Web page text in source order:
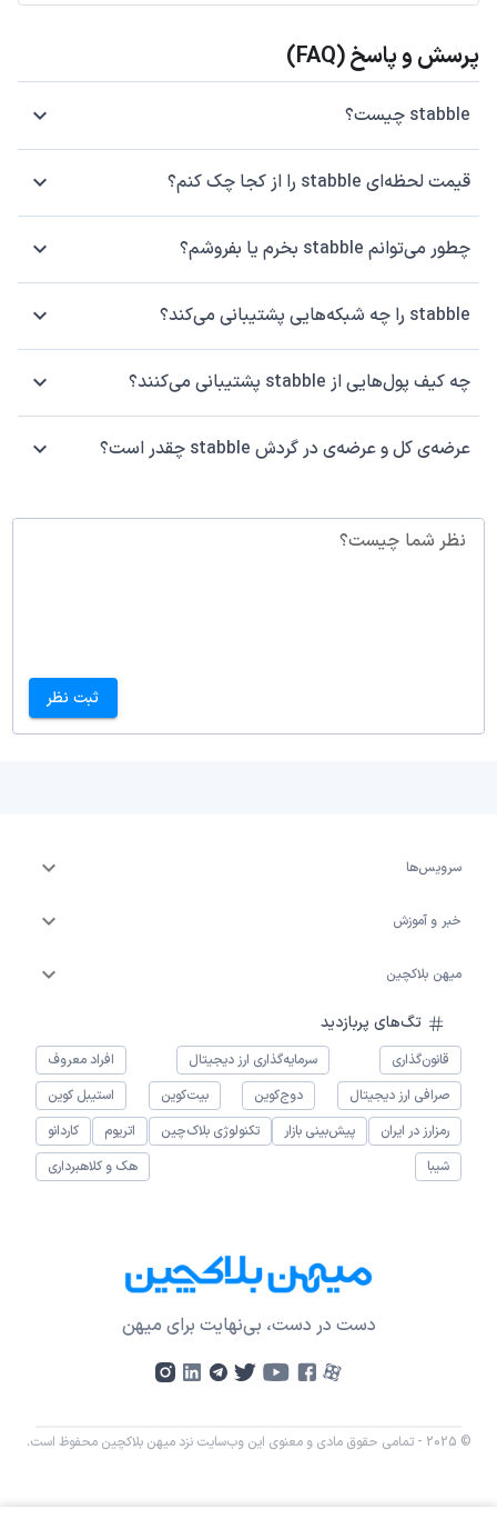
پرسش و پاسخ (FAQ)
stabble چیست؟
قیمت لحظه‌ای stabble را از کجا چک کنم؟
چطور می‌توانم stabble بخرم یا بفروشم؟
stabble را چه شبکه‌هایی پشتیبانی می‌کند؟
چه کیف پول‌هایی از stabble پشتیبانی می‌کنند؟
عرضه‌ی کل و عرضه‌ی در گردش stabble چقدر است؟
نظر شما چیست؟
ثبت نظر
سرویس‌ها
خبر و آموزش
میهن بلاکچین
تگ‌های پربازدید
قانون‌گذاری سرمایه‌گذاری ارز دیجیتال
افراد معروف
صرافی ارز دیجیتال
دوج‌کوین بیت‌کوین
استیبل کوین
رمزارز در ایران
پیش‌بینی بازار تکنولوژی بلاک‌چین اتریوم
کاردانو
شیبا
هک و کلاهبرداری
دست در دست، بی‌نهایت برای میهن
© 2025 - تمامی حقوق مادی و معنوی این وب‌سایت نزد میهن بلاکچین محفوظ است.